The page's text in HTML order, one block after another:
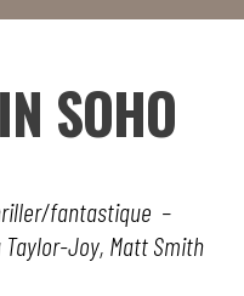
SOHO
fantastique –
Taylor-Joy, Matt Smith